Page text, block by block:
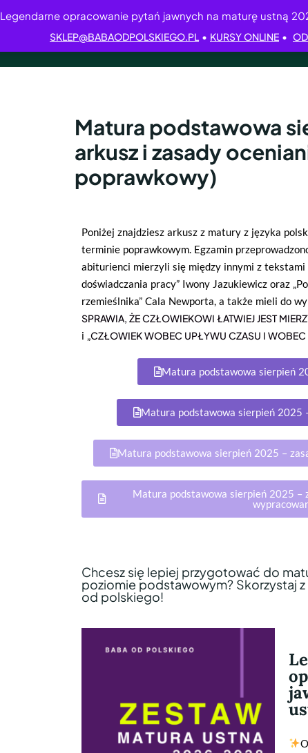
Legendarne opracowanie pytań jawnych na maturę ustną
SKLEP@BABAODPOLSKIEGO.PL • KURSY ONLINE •
Matura podstawowa
arkusz i zasady
poprawkowy)
Poniżej znajdziesz arkusz z matury z języka
terminie poprawkowym. Egzamin
abiturienci mierzyli się między innymi z tekstami
doświadczania pracy” Iwony Jazukiewicz oraz „
rzemieślnika” Cala Newporta, a także mieli do
SPRAWIA, ŻE CZŁOWIEKOWI ŁATWIEJ JEST
i „CZŁOWIEK WOBEC UPŁYWU CZASU I WOBEC
Matura podstawowa sierpień
Matura podstawowa sierpień 2025
Matura podstawowa sierpień 2025 –
Matura podstawowa sierpień 2025 –
Chcesz się lepiej przygotować do
poziomie podstawowym? Skorzystaj
od polskiego!